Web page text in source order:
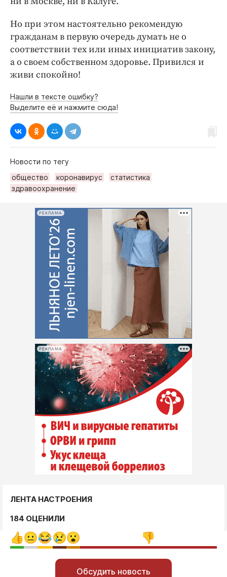
Но при этом настоятельно рекомендую
гражданам в первую очередь думать не о
соответствии тех или иных инициатив закону,
а о своем собственном здоровье. Привился и
живи спокойно!
Нашли в тексте ошибку?
Выделите её и нажмите сюда!
Новости по тегу
общество
коронавирус
статистика
здравоохранение
РЕКЛАМА
РЕКЛАМА
ЛЕНТА НАСТРОЕНИЯ
184 ОЦЕНИЛИ
Обсудить новость